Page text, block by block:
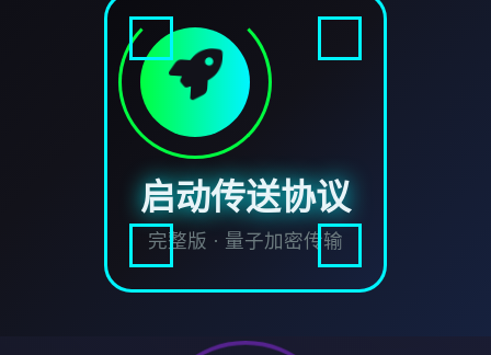
启动传送协议
完整版 · 量子加密传输